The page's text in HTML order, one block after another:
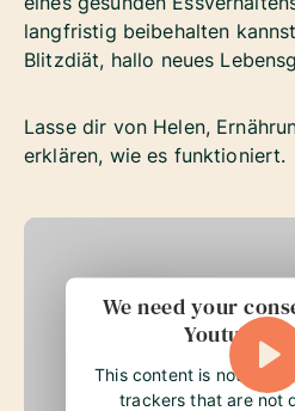
langfristig beibehalten
Blitzdiät, hallo neues
Lasse dir von Helen,
erklären, wie es funktioniert.
We need your
Youtube
This content is not
trackers that are not